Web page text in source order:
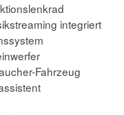
integriert
Fahrzeug